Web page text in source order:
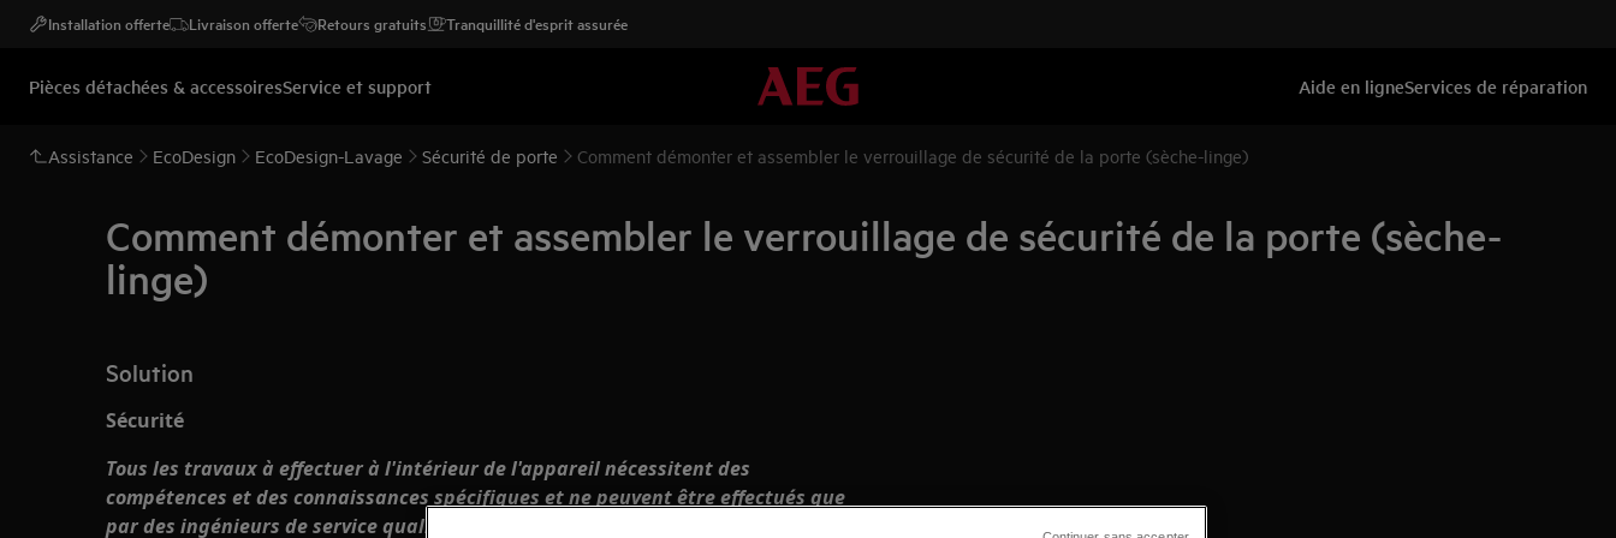
Installation offerte Livraison offerte Retours gratuits Tranquillité d'esprit assurée
Pièces détachées & accessoiresService et support Aide en ligneServices de réparation
Assistance EcoDesign EcoDesign-Lavage Sécurité de porte Comment démonter et assembler le verrouillage de sécurité de la porte (sèche-linge)
Comment démonter et assembler le verrouillage de sécurité de la porte (sèche-
linge)
Solution
Sécurité
Tous les travaux à effectuer à l'intérieur de l'appareil nécessitent des
compétences et des connaissances spécifiques et ne peuvent être effectués que
par des ingénieurs de service qualifiés et autorisés.